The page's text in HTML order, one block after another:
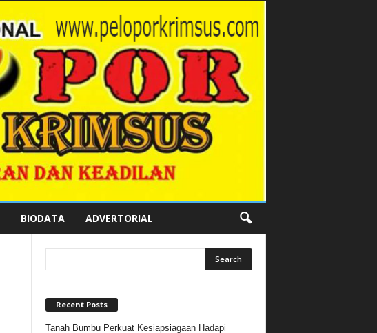
BIODATA ADVERTORIAL
Recent Posts
Tanah Bumbu Perkuat Kesiapsiagaan Hadapi